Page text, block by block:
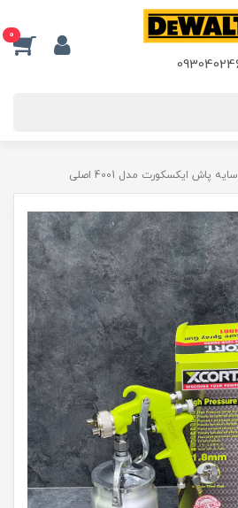
0
سایه پاش ایکسکورت مدل 4001 اصلی